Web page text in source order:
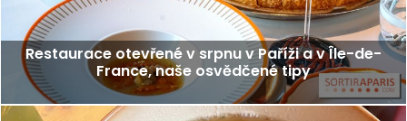
Restaurace otevřené v srpnu v Paříži a v Île-de-
France, naše osvědčené tipy